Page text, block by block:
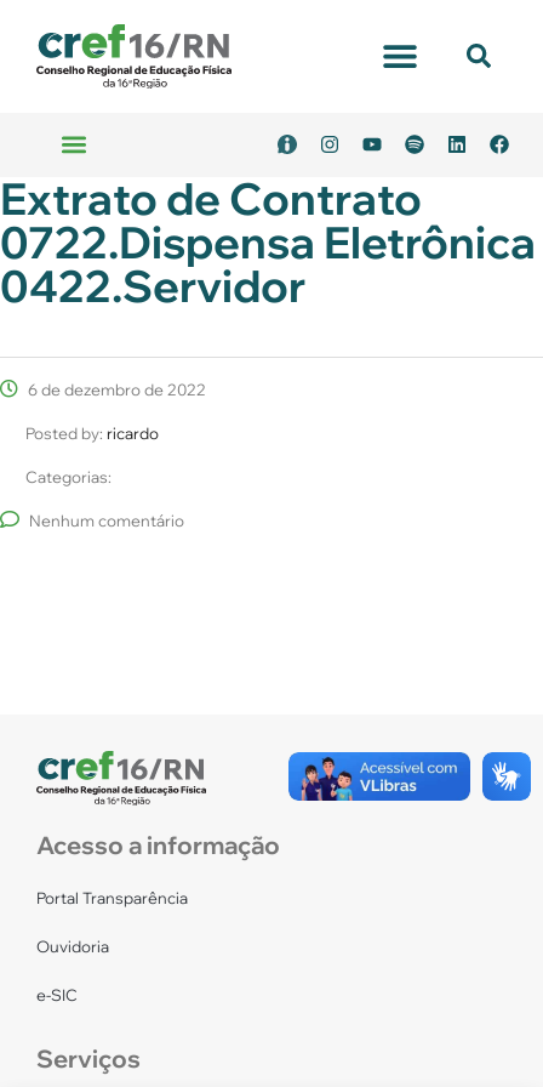
Extrato de Contrato
0722.Dispensa Eletrônica
0422.Servidor
6 de dezembro de 2022
Posted by: ricardo
Categorias:
Nenhum comentário
Acesso a informação
Portal Transparência
Ouvidoria
e-SIC
Serviços